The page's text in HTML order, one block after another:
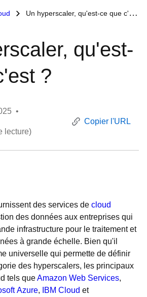
Un hyperscaler, qu'est-ce que c'est ?
qu'est-
?
•
lecture)
Copier l'URL
des services de cloud
des données aux entreprises qui
infrastructure pour le traitement et
à grande échelle. Bien qu'il
universelle qui permette de définir
des hyperscalers, les principaux
tels queAmazon Web Services,
Azure, IBM Cloud et